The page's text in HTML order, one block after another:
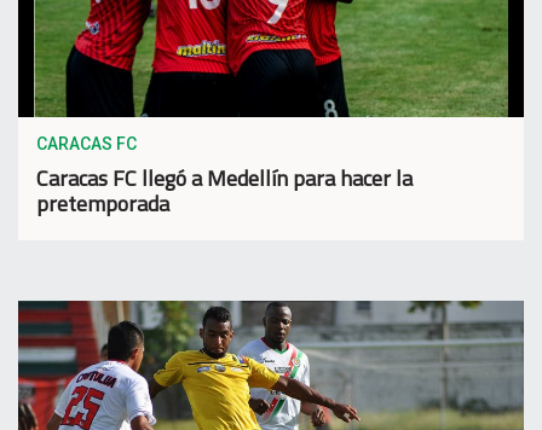
CARACAS FC
Caracas FC llegó a Medellín para hacer la
pretemporada